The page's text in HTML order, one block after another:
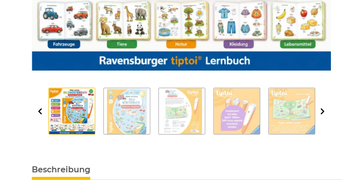
Beschreibung